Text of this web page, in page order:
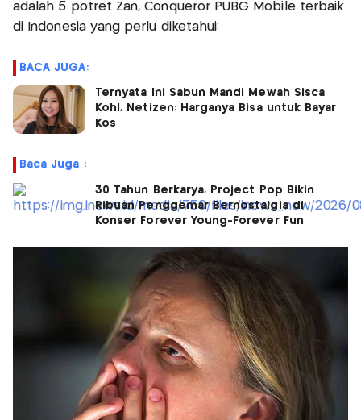
adalah 5 potret Zan, Conqueror PUBG Mobile terbaik
di Indonesia yang perlu diketahui:
BACA JUGA:
Ternyata Ini Sabun Mandi Mewah Sisca
Kohl, Netizen: Harganya Bisa untuk Bayar
Kos
Baca Juga :
30 Tahun Berkarya, Project Pop Bikin
Ribuan Penggemar Bernostalgia di
Konser Forever Young-Forever Fun